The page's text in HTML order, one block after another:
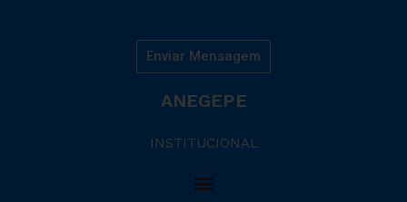
Enviar Mensagem
ANEGEPE
INSTITUCIONAL